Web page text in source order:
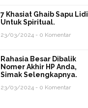
7 Khasiat Ghaib Sapu Lidi
Untuk Spiritual.
23/03/2024 - 0 Komentar
Rahasia Besar Dibalik
Nomer Akhir HP Anda,
Simak Selengkapnya.
23/03/2024 - 0 Komentar